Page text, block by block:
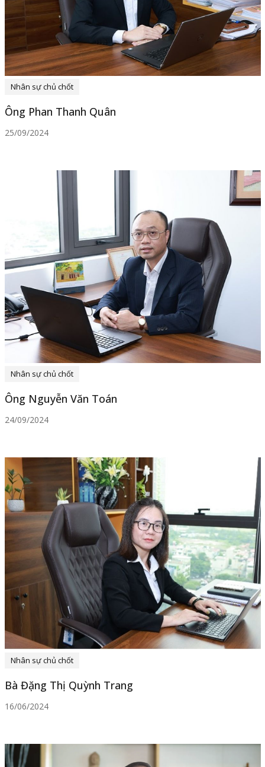
Nhân sự chủ chốt
Ông Phan Thanh Quân
25/09/2024
Nhân sự chủ chốt
Ông Nguyễn Văn Toán
24/09/2024
Nhân sự chủ chốt
Bà Đặng Thị Quỳnh Trang
16/06/2024